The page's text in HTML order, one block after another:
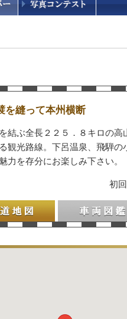
を縫って本州横断
結ぶ全長２２５．８キロの
観光路線。下呂温泉、飛騨
力を存分にお楽しみ下さい。
初
車両図鑑